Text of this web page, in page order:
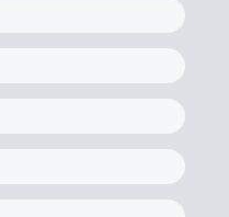
究所
究
究費の使用について
組み
援
ラム
計
・国費留学生
上智大学で学ぶ)
ト
知性
メディア
て